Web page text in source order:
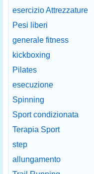
esercizio Attrezzature
Pesi liberi
generale fitness
kickboxing
Pilates
esecuzione
Spinning
Sport condizionata
Terapia Sport
step
allungamento